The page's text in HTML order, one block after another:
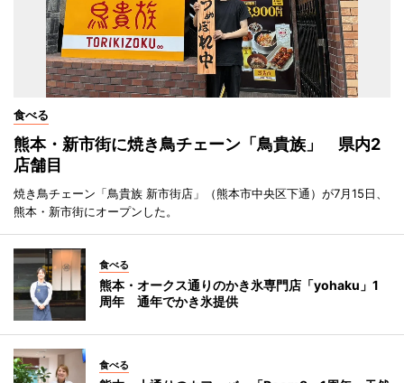
食べる
熊本・新市街に焼き鳥チェーン「鳥貴族」 県内2
店舗目
焼き鳥チェーン「鳥貴族 新市街店」（熊本市中央区下通）が7月15日、
熊本・新市街にオープンした。
食べる
熊本・オークス通りのかき氷専門店「yohaku」1
周年 通年でかき氷提供
食べる